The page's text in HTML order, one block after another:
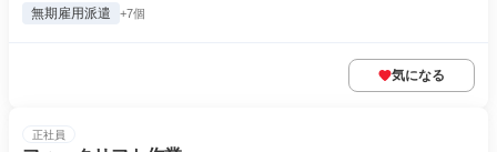
無期雇用派遣 +7個
気になる
正社員